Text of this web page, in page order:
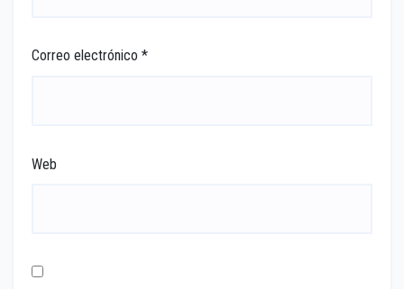
Correo electrónico *
Web